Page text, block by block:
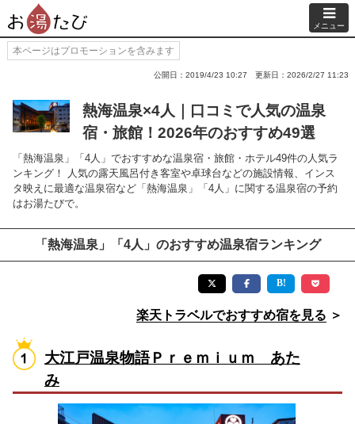
メニュー
本ページはプロモーションを含みます
公開日：2019/4/23 10:27 更新日：2026/2/27 11:23
熱海温泉×4人｜口コミで人気の温泉
宿・旅館！2026年のおすすめ49選
「熱海温泉」「4人」でおすすめな温泉宿・旅館・ホテル49件の人気ラ
ンキング！ 人気の露天風呂付き客室や卓球台などの施設情報、インス
タ映えに最適な温泉宿など「熱海温泉」「4人」に関する温泉宿の予約
はお湯たびで。
「熱海温泉」「4人」のおすすめ温泉宿ランキング
楽天トラベルでおすすめ宿を見る ＞
大江戸温泉物語Ｐｒｅｍｉｕｍ あた
み